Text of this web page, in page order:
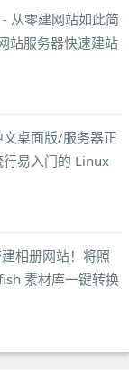
从零建网站如此简
站服务器快速建站
桌面版/服务器正
易入门的 Linux
相册网站！将照
素材库一键转换